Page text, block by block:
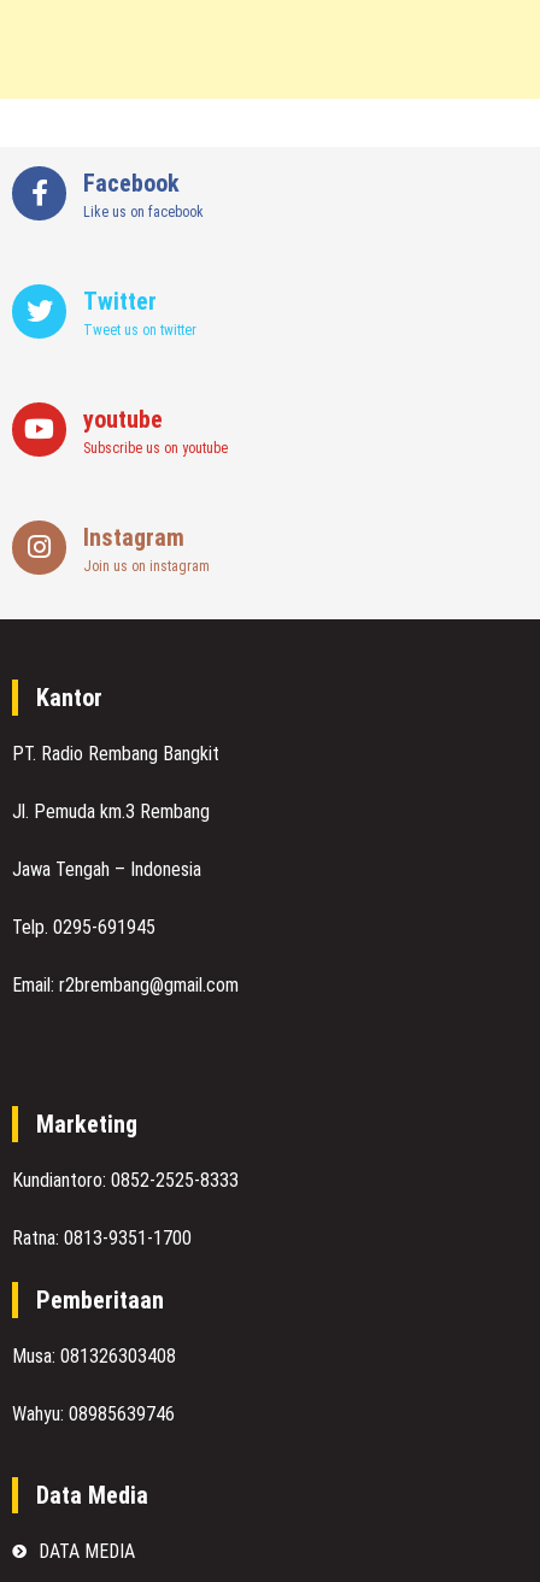
Facebook
Like us on facebook
Twitter
Tweet us on twitter
youtube
Subscribe us on youtube
Instagram
Join us on instagram
Kantor
PT. Radio Rembang Bangkit
Jl. Pemuda km.3 Rembang
Jawa Tengah – Indonesia
Telp. 0295-691945
Email: r2brembang@gmail.com
Marketing
Kundiantoro: 0852-2525-8333
Ratna: 0813-9351-1700
Pemberitaan
Musa: 081326303408
Wahyu: 08985639746
Data Media
DATA MEDIA